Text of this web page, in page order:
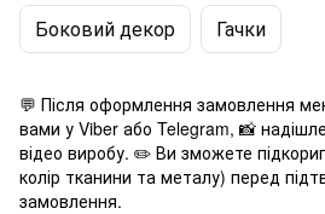
Боковий декор Гачки
💬 Після оформлення замовлення
вами у Viber або Telegram, 📸
відео виробу. ✏️ Ви зможете
колір тканини та металу) перед
замовлення.